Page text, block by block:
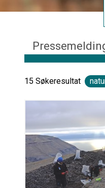
15 Søkeresultat